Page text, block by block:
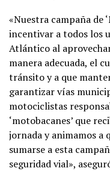
«Nuestra campaña de
incentivar a todos los
Atlántico al
manera adecuada, el
tránsito y a que
garantizar vías
motociclistas
‘motobacanes’ que
jornada y animamos a
sumarse a esta
seguridad vial»,